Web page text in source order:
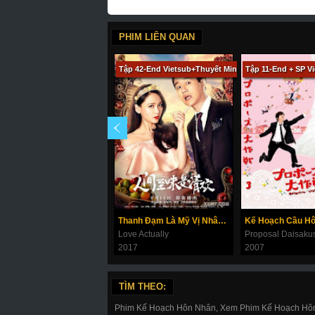
PHIM LIÊN QUAN
Tập 42-End Vietsub+Thuyết Minh
Thanh Đạm Là Mỹ Vị Nhân Gian
Love Actually
2017
Tập 11-End + SP
Kế Hoạch Cầu
2007
TÌM THEO:
Phim Kế Hoạch Hôn Nhân, Xem Phim Kế Hoạch